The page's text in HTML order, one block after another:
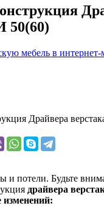
50(60)
мебель в интернет-
Драйвера
и потели. Будьте
драйвера
изменений: